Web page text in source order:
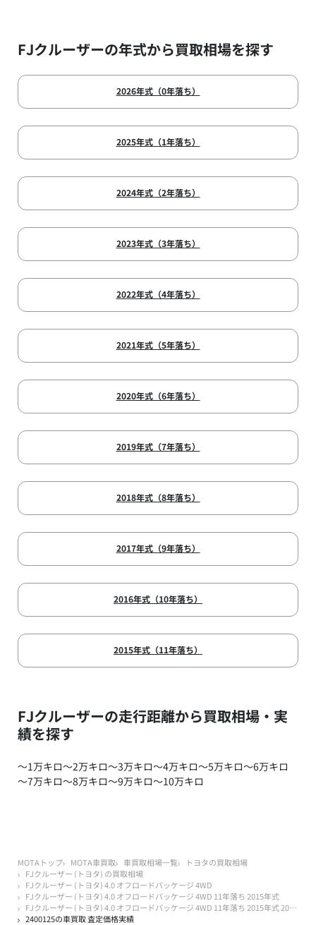
FJクルーザーの年式から買取相場を探す
2026年式（0年落ち）
2025年式（1年落ち）
2024年式（2年落ち）
2023年式（3年落ち）
2022年式（4年落ち）
2021年式（5年落ち）
2020年式（6年落ち）
2019年式（7年落ち）
2018年式（8年落ち）
2017年式（9年落ち）
2016年式（10年落ち）
2015年式（11年落ち）
FJクルーザーの走行距離から買取相場・実
績を探す
～1万キロ～2万キロ～3万キロ～4万キロ～5万キロ～6万キロ
～7万キロ～8万キロ～9万キロ～10万キロ
MOTAトップ MOTA車買取 車買取相場一覧
トヨタの買取相場
FJクルーザー (トヨタ) の買取相場
FJクルーザー (トヨタ) 4.0 オフロードパッケージ 4WD
FJクルーザー (トヨタ) 4.0 オフロードパッケージ 4WD 11年落ち 2015年式
FJクルーザー (トヨタ) 4.0 オフロードパッケージ 4WD 11年落ち 2015年式 20万キロ以下
2400125の車買取 査定価格実績